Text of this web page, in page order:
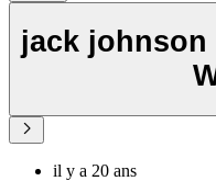
jack
il y a 20 ans